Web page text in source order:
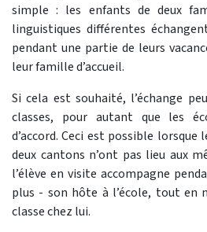
simple : les enfants de deux
linguistiques différentes
pendant une partie de leurs
leur famille d’accueil.
Si cela est souhaité, l’échange
classes, pour autant que les
d’accord. Ceci est possible lorsque
deux cantons n’ont pas lieu aux
l’élève en visite accompagne
plus - son hôte à l’école, tout en
classe chez lui.